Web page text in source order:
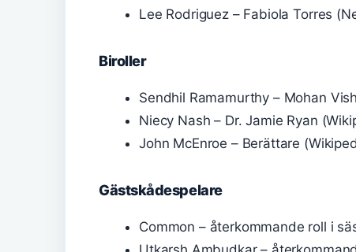
Lee Rodriguez – Fabiola Torres
Biroller
Sendhil Ramamurthy – Mohan
Niecy Nash – Dr. Jamie Ryan
John McEnroe – Berättare
Gästskådespelare
Common – återkommande roll i